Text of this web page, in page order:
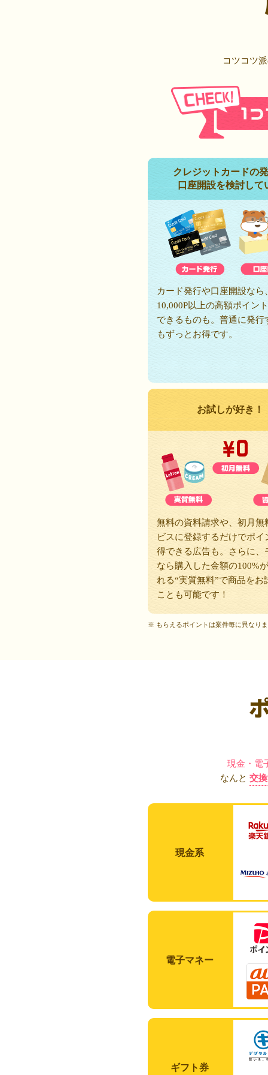
コツコツ
クレジットカードの
口座開設を検討して
カード発行や口座開設なら
10,000P以上の高額ポイン
できるものも。普通に発行
もずっとお得です。
お試しが好き！
無料の資料請求や、初月無
ビスに登録するだけでポイ
得できる広告も。さらに、
なら購入した金額の100%
れる“実質無料”で商品をお
ことも可能です！
※ もらえるポイントは案件毎に異なり
現金・電
なんと 交
現金系
電子マネー
ギフト券